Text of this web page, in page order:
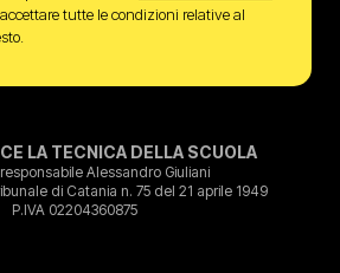
tutte le condizioni relative al
LA TECNICA DELLA SCUOLA
Alessandro Giuliani
di Catania n. 75 del 21 aprile 1949
P.IVA 02204360875